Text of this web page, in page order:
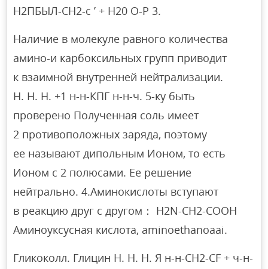
Н2ПБЫЛ-СН2-с ’ + Н20 О-Р 3.
Наличие в молекуле равного количества
амино-и карбоксильных групп приводит
к взаимной внутренней нейтрализации.
Н. Н. Н. +1 н-н-КПГ н-н-ч. 5-ку быть
проверено Полученная соль имеет
2 противоположных заряда, поэтому
ее называют дипольным Ионом, то есть
Ионом с 2 полюсами. Ее решение
нейтрально. 4.Аминокислоты вступают
в реакцию друг с другом： H2N-CH2-COOH
Аминоуксусная кислота, aminoethanoaai.
Гликоколл. Глицин Н. Н. Н. Я н-н-СН2-СF + ч-н-